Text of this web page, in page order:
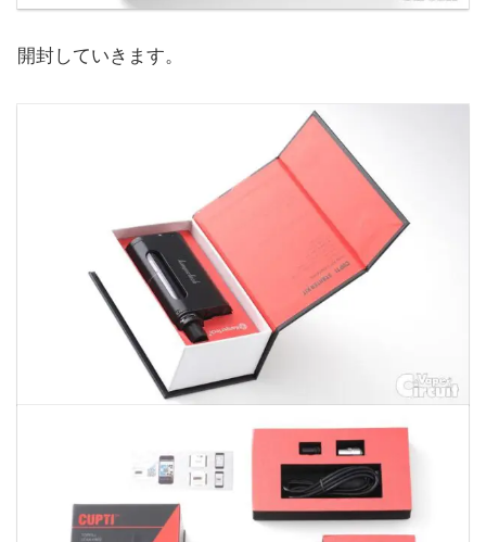
開封していきます。